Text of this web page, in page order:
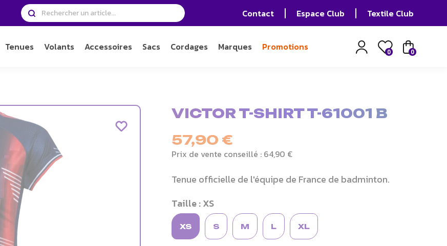
Contact Espace Club Textile Club
Tenues Volants Accessoires Sacs Cordages Marques Promotions 0 0
VICTOR T-SHIRT T-61001 B
57,90 €
Prix de vente conseillé : 64,90 €
Tenue officielle de l'équipe de France de badminton.
Taille : XS
XS S M L XL